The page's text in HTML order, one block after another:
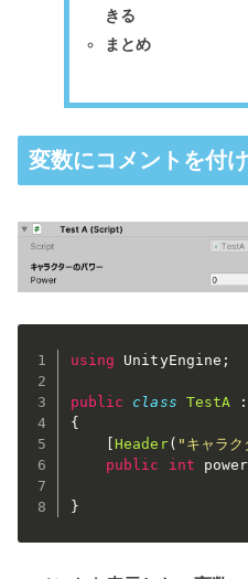
きる
まとめ
変数にコメントを付
using UnityEngine ;
public class TestA :
{
[Header( "キャラク
public
int power
}